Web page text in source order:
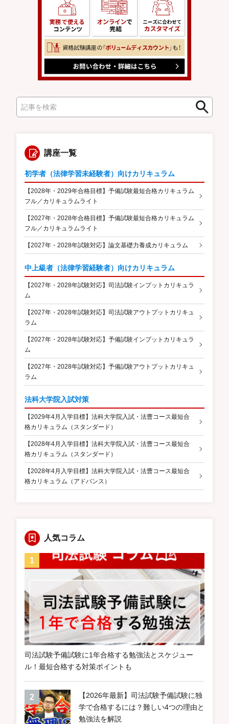
索
検
講座一覧
初学者（法律学習未経験者）向けカリキュラム
【2028年・2029年合格目標】予備試験最短合格カリキュラム
フル／カリキュラムライト
【2027年・2028年合格目標】予備試験最短合格カリキュラム
フル／カリキュラムライト
【2027年・2028年試験対応】論文基礎力養成カリキュラム
中上級者（法律学習経験者）向けカリキュラム
【2027年・2028年試験対応】司法試験インプットカリキュラ
ム
【2027年・2028年試験対応】司法試験アウトプットカリキュ
ラム
【2027年・2028年試験対応】予備試験インプットカリキュラ
ム
【2027年・2028年試験対応】予備試験アウトプットカリキュ
ラム
法科大学院入試対策
【2029年4月入学目標】法科大学院入試・法曹コース最短合
格カリキュラム（スタンダード）
【2028年4月入学目標】法科大学院入試・法曹コース最短合
格カリキュラム（スタンダード）
【2028年4月入学目標】法科大学院入試・法曹コース最短合
格カリキュラム（アドバンス）
人気コラム
司法試験予備試験に1年合格する勉強法とスケジュー
ル！最短合格する対策ポイントも
【2026年最新】司法試験予備試験に独
学で合格するには？難しい4つの理由と
勉強法を解説